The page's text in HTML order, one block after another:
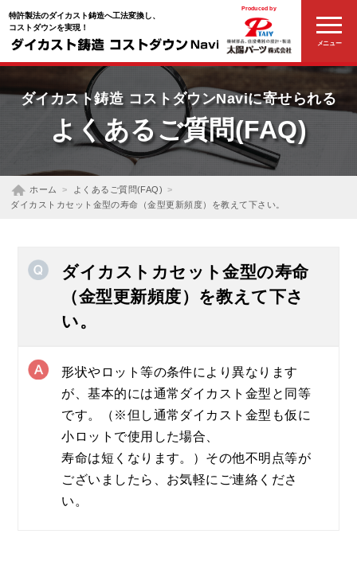
特許製法のダイカスト鋳造へ工法変換し、
コストダウンを実現！
Produced by
メニュー
ダイカスト鋳造 コストダウンNaviに寄せられる
よくあるご質問(FAQ)
ホーム
よくあるご質問(FAQ)
ダイカストカセット金型の寿命（金型更新頻度）を教えて下さい。
ダイカストカセット金型の寿命
（金型更新頻度）を教えて下さ
い。
形状やロット等の条件により異なります
が、基本的には通常ダイカスト金型と同等
です。（※但し通常ダイカスト金型も仮に
小ロットで使用した場合、
寿命は短くなります。）その他不明点等が
ございましたら、お気軽にご連絡くださ
い。